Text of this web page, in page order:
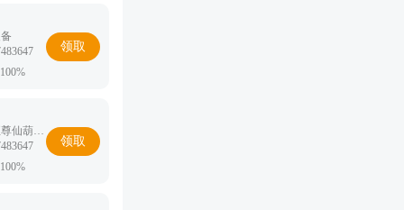
领取
天机图*1、悟道至尊仙葫*1、198元充值卡*1
领取